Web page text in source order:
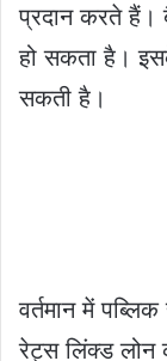
प्रदान करते
हो सकता है।
सकती है।
वर्तमान में
रेट्स लिंक्ड लोन